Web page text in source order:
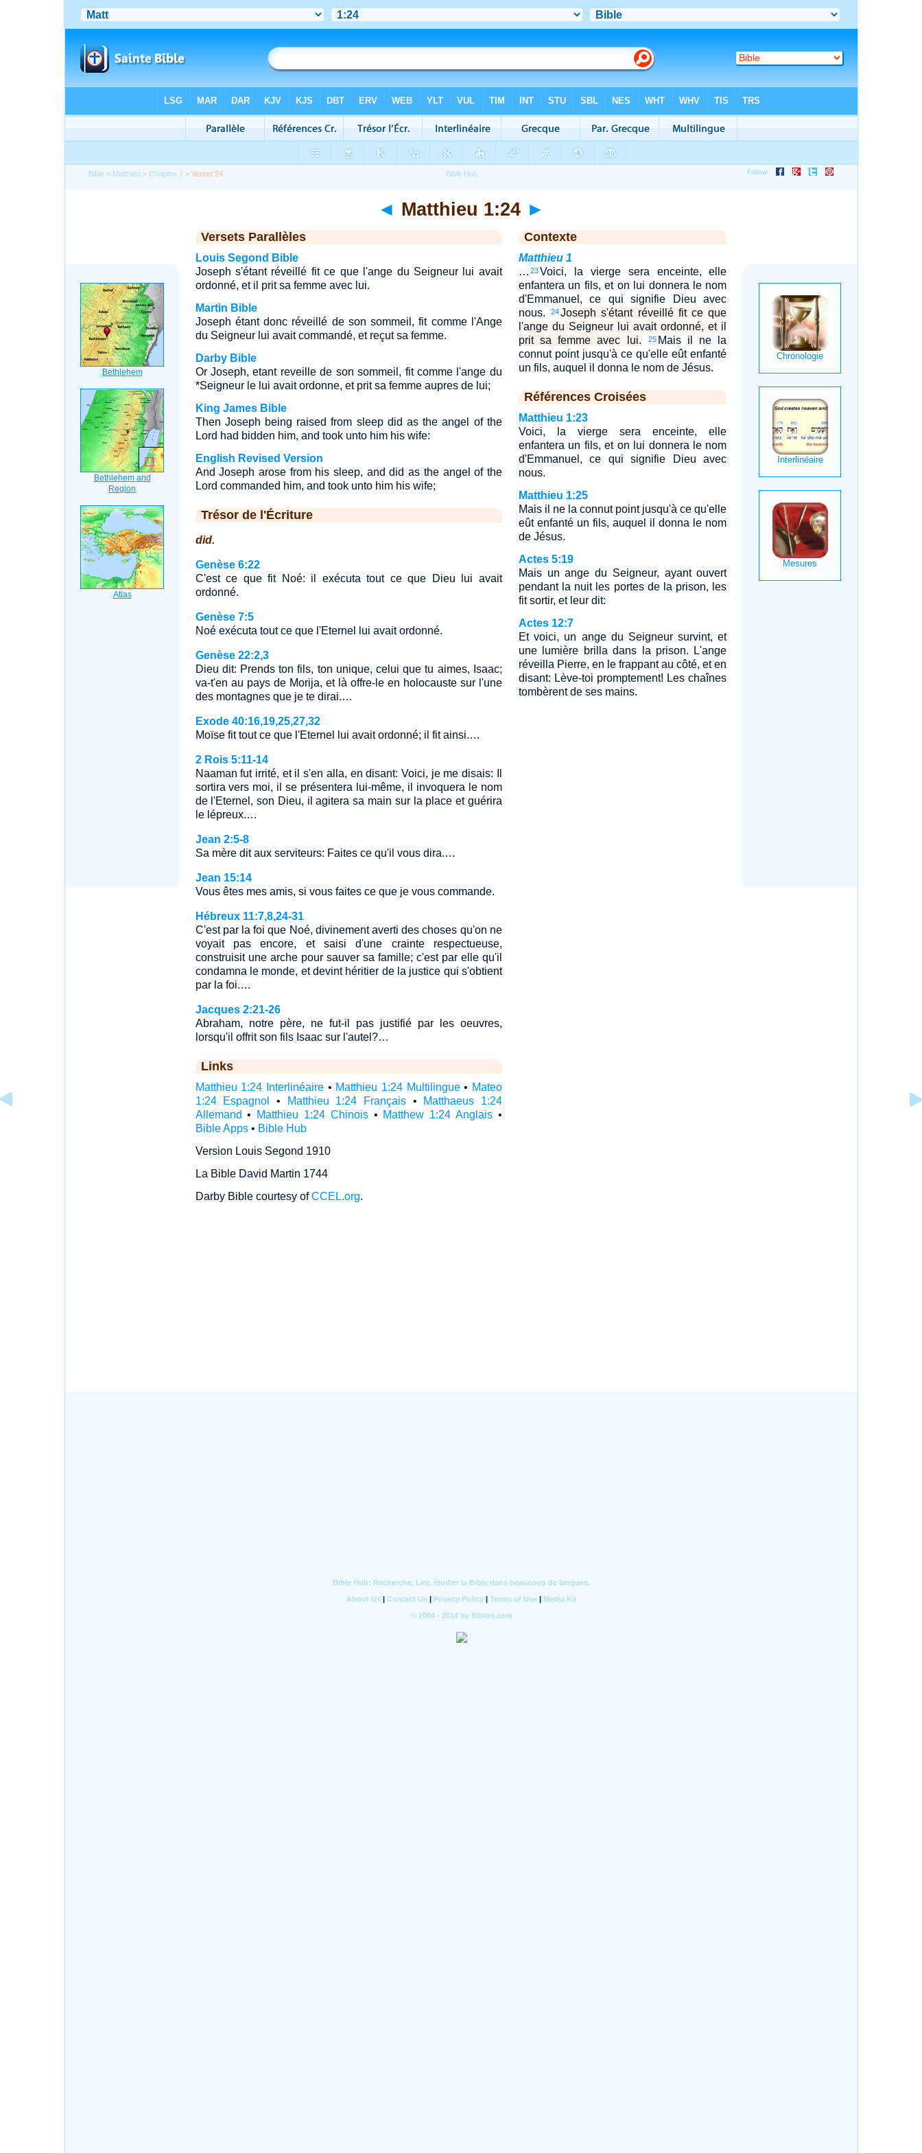
Bible > Matthieu >Chapitre 1 > Verset 24
◄ Matthieu 1:24 ►
Versets Parallèles
Louis Segond Bible
Joseph s'étant réveillé fit ce que l'ange du Seigneur lui avait
ordonné, et il prit sa femme avec lui.
Martin Bible
Joseph étant donc réveillé de son sommeil, fit comme l'Ange
du Seigneur lui avait commandé, et reçut sa femme.
Darby Bible
Or Joseph, etant reveille de son sommeil, fit comme l'ange du
*Seigneur le lui avait ordonne, et prit sa femme aupres de lui;
King James Bible
Then Joseph being raised from sleep did as the angel of the
Lord had bidden him, and took unto him his wife:
English Revised Version
And Joseph arose from his sleep, and did as the angel of the
Lord commanded him, and took unto him his wife;
Trésor de l'Écriture
did.
Genèse 6:22
C'est ce que fit Noé: il exécuta tout ce que Dieu lui avait
ordonné.
Genèse 7:5
Noé exécuta tout ce que l'Eternel lui avait ordonné.
Genèse 22:2,3
Dieu dit: Prends ton fils, ton unique, celui que tu aimes, Isaac;
va-t'en au pays de Morija, et là offre-le en holocauste sur l'une
des montagnes que je te dirai.…
Exode 40:16,19,25,27,32
Moïse fit tout ce que l'Eternel lui avait ordonné; il fit ainsi.…
2 Rois 5:11-14
Naaman fut irrité, et il s'en alla, en disant: Voici, je me disais: Il
sortira vers moi, il se présentera lui-même, il invoquera le nom
de l'Eternel, son Dieu, il agitera sa main sur la place et guérira
le lépreux.…
Jean 2:5-8
Sa mère dit aux serviteurs: Faites ce qu'il vous dira.…
Jean 15:14
Vous êtes mes amis, si vous faites ce que je vous commande.
Hébreux 11:7,8,24-31
C'est par la foi que Noé, divinement averti des choses qu'on ne
voyait pas encore, et saisi d'une crainte respectueuse,
construisit une arche pour sauver sa famille; c'est par elle qu'il
condamna le monde, et devint héritier de la justice qui s'obtient
par la foi.…
Jacques 2:21-26
Abraham, notre père, ne fut-il pas justifié par les oeuvres,
lorsqu'il offrit son fils Isaac sur l'autel?…
Links
Matthieu 1:24 Interlinéaire• Matthieu 1:24 Multilingue• Mateo
1:24 Espagnol
• Matthieu 1:24 Français•
Matthaeus 1:24
Allemand • Matthieu 1:24 Chinois• Matthew 1:24 Anglais •
Bible Apps• Bible Hub
Version Louis Segond 1910
La Bible David Martin 1744
Darby Bible courtesy ofCCEL.org.
Contexte
Matthieu 1
… 23Voici, la vierge sera enceinte, elle
enfantera un fils, et on lui donnera le nom
d'Emmanuel, ce qui signifie Dieu avec
nous.
24Joseph s'étant réveillé fit ce que
l'ange du Seigneur lui avait ordonné, et il
prit sa femme avec lui.
25 Mais il ne la
connut point jusqu'à ce qu'elle eût enfanté
un fils, auquel il donna le nom de Jésus.
Références Croisées
Matthieu 1:23
Voici, la vierge sera enceinte, elle
enfantera un fils, et on lui donnera le nom
d'Emmanuel, ce qui signifie Dieu avec
nous.
Matthieu 1:25
Mais il ne la connut point jusqu'à ce qu'elle
eût enfanté un fils, auquel il donna le nom
de Jésus.
Actes 5:19
Mais un ange du Seigneur, ayant ouvert
pendant la nuit les portes de la prison, les
fit sortir, et leur dit:
Actes 12:7
Et voici, un ange du Seigneur survint, et
une lumière brilla dans la prison. L'ange
réveilla Pierre, en le frappant au côté, et en
disant: Lève-toi promptement! Les chaînes
tombèrent de ses mains.